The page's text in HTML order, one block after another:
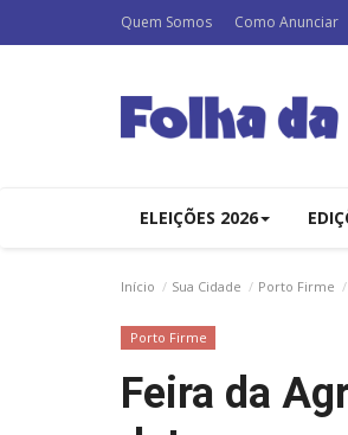
Quem Somos Como Anunciar
ELEIÇÕES 2026
Início Sua Cidade Porto Firme
Porto Firme
Feira da